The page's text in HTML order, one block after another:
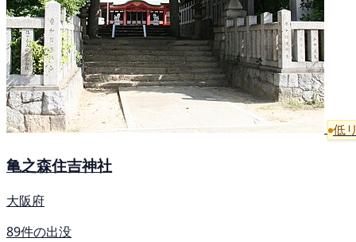
低
亀之森住吉神社
大阪府
89件の出没